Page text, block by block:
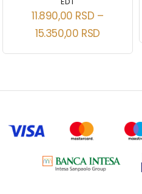
11.890,00 RSD –
15.350,00 RSD